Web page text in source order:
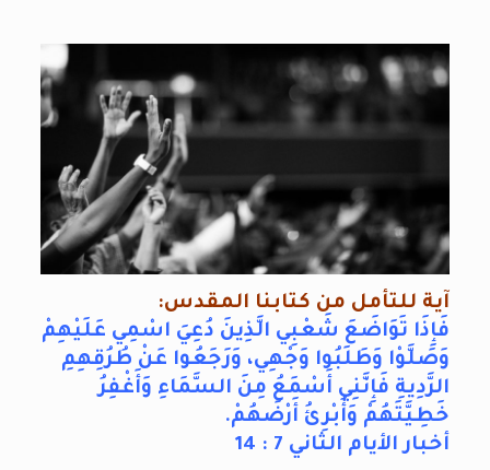
آية للتأمل من كتابنا المقدس:
فَإِذَا تَوَاضَعَ شَعْبِي الَّذِينَ دُعِيَ اسْمِي عَلَيْهِمْ
وَصَلَّوْا وَطَلَبُوا وَجْهِي، وَرَجَعُوا عَنْ طُرُقِهِمِ
الرَّدِيةِ فَإِنَّنِي أَسْمَعُ مِنَ السَّمَاءِ وَأَغْفِرُ
خَطِيَّتَهُمْ وَأُبْرِئُ أَرْضَهُمْ.
أخبار الأيام الثاني 7 : 14